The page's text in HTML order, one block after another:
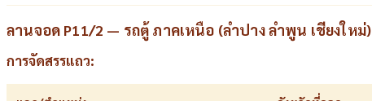
ลานจอด P11/2 — รถตู้ ภาคเหนือ (ลำปาง ลำพูน เชียงใหม่)
การจัดสรรแถว: